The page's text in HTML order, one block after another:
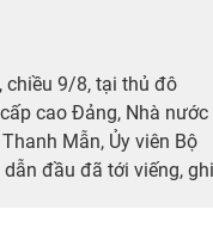
chiều 9/8, tại thủ đô
cao Đảng, Nhà nước
Mẫn, Ủy viên Bộ
đầu đã tới viếng, ghi